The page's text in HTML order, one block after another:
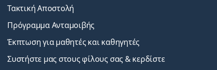
Τακτική Αποστολή
Πρόγραμμα Ανταμοιβής
Έκπτωση για μαθητές και καθηγητές
Συστήστε μας στους φίλους σας & κερδίστε